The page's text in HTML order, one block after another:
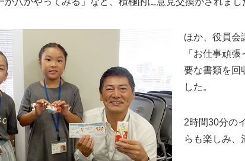
ほか、役員会
「お仕事頑
要な書類を回
した。
2時間30分の
らも楽しみ、